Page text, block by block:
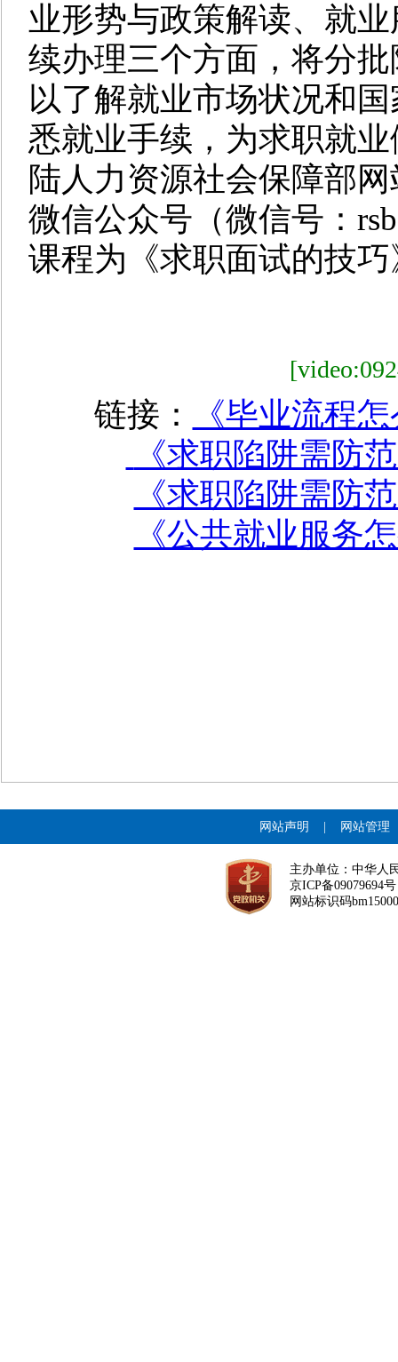
业形势与政策解读、就
续办理三个方面，将分
以了解就业市场状况和
悉就业手续，为求职就
陆人力资源社会保障部
微信公众号（微信号：
课程为《求职面试的技巧
链接：
《毕业流程
《求职陷阱需防
《求职陷阱需防
《公共就业服务